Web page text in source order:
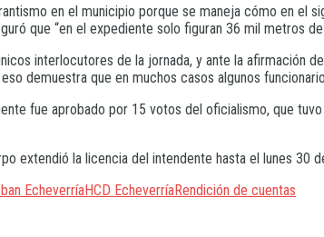
en el municipio porque se maneja cómo en el
que “en el expediente solo figuran 36 mil metros
interlocutores de la jornada, y ante la afirmación
demuestra que en muchos casos algunos
fue aprobado por 15 votos del oficialismo, que
extendió la licencia del intendente hasta el lunes 30
EcheverríaHCD EcheverríaRendición de cuentas